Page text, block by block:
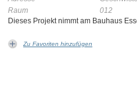
Raum
012
Dieses Projekt nimmt am Bauhaus
Zu Favoriten hinzufügen